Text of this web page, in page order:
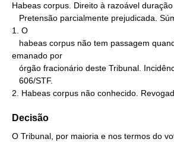
Habeas corpus. Direito à razoável
1. O
emanado por
2. Habeas corpus não conhecido.
Decisão
O Tribunal, por maioria e nos termos do